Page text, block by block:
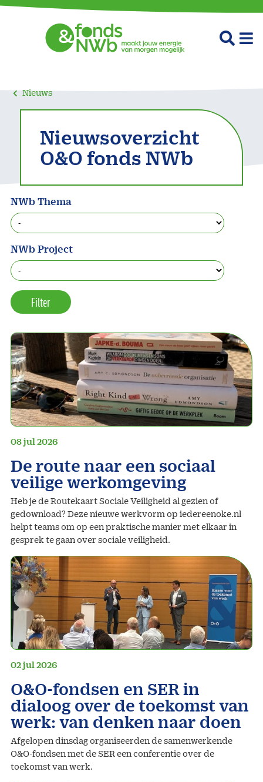
Nieuws
Nieuwsoverzicht
O&O fonds NWb
NWb Thema
NWb Project
08 jul 2026
De route naar een sociaal
veilige werkomgeving
Heb je de Routekaart Sociale Veiligheid al gezien of
gedownload? Deze nieuwe werkvorm op iedereenoke.nl
helpt teams om op een praktische manier met elkaar in
gesprek te gaan over sociale veiligheid.
02 jul 2026
O&O-fondsen en SER in
dialoog over de toekomst van
werk: van denken naar doen
Afgelopen dinsdag organiseerden de samenwerkende
O&O-fondsen met de SER een conferentie over de
toekomst van werk.